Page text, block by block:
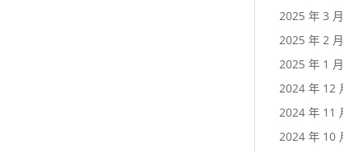
2025 年 3 月
2025 年 2 月
2025 年 1 月
2024 年 12
2024 年 11
2024 年 10